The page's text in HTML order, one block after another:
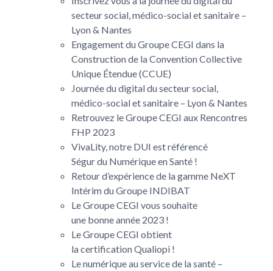
secteur social, médico-social et sanitaire –
Lyon & Nantes
Engagement du Groupe CEGI dans la
Construction de la Convention Collective
Unique Étendue (CCUE)
Journée du digital du secteur social,
médico-social et sanitaire – Lyon & Nantes
Retrouvez le Groupe CEGI aux Rencontres
FHP 2023
VivaLity, notre DUI est référencé
Ségur du Numérique en Santé !
Retour d’expérience de la gamme NeXT
Intérim du Groupe INDIBAT
Le Groupe CEGI vous souhaite
une bonne année 2023 !
Le Groupe CEGI obtient
la certification Qualiopi !
Le numérique au service de la santé –